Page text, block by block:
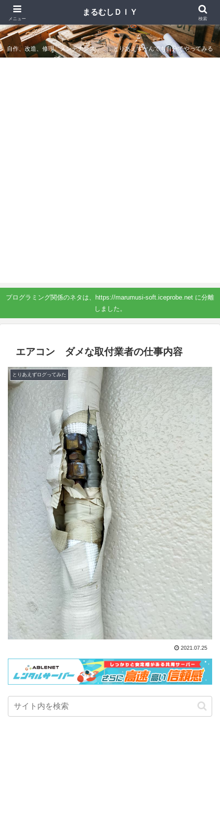
まるむしＤＩＹ
自作、改造、修理、メンテナンス．．．とりあえずなんでも自分でやってみる
プログラミング関係のネタは、https://marumusi-soft.iceprobe.net に分離
しました。
エアコン ダメな取付業者の仕事内容
とりあえずログってみた
2021.07.25
メニュー
まるむしＤＩＹ
検索